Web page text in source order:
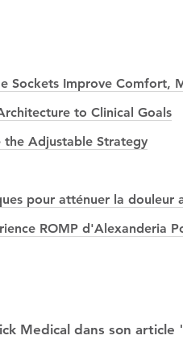
Sockets Improve Comfort,
to Clinical Goals
the Adjustable Strategy
pour atténuer la douleur
ROMP d'Alexanderia
Medical dans son